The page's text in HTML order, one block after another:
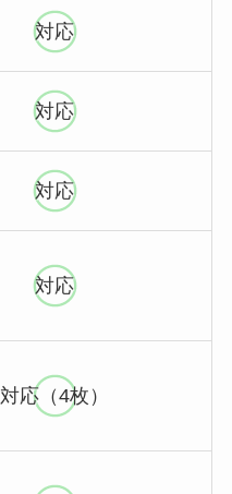
対応
対応
対応
対応
対応（4枚）